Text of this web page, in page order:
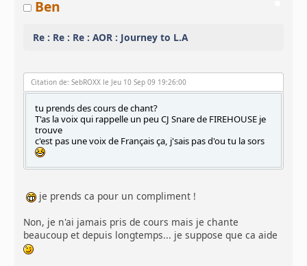
Ben
Re : Re : Re : AOR : Journey to L.A
Citation de: SebROXX le Jeu 10 Sep 09 19:26:00
tu prends des cours de chant?
T'as la voix qui rappelle un peu CJ Snare de FIREHOUSE je
trouve
c'est pas une voix de Français ça, j'sais pas d'ou tu la sors
je prends ca pour un compliment !
Non, je n'ai jamais pris de cours mais je chante
beaucoup et depuis longtemps... je suppose que ca aide